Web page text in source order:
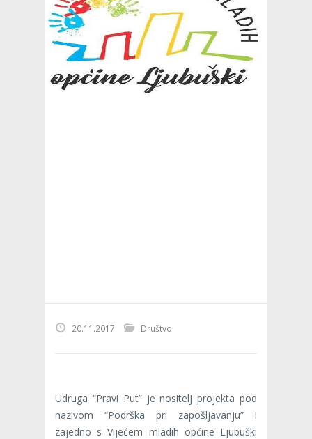
20.11.2017 Društvo
Udruga “Pravi Put” je nositelj projekta pod
nazivom “Podrška pri zapošljavanju” i
zajedno s Vijećem mladih općine Ljubuški